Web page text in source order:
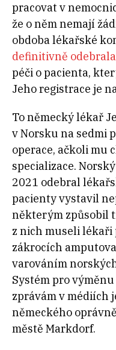
pracovat v
že o něm nemají
obdoba lékařské
definitivně
péči o pacienta,
Jeho registrace je
To německý lékař
v Norsku na sedmi
operace, ačkoli mu
specializace.
2021 odebral
pacienty vystavil
některým způsobil
z nich museli lékaři
zákrocích
varováním
Systém pro
zprávám v médiích
německého
městě Markdorf.